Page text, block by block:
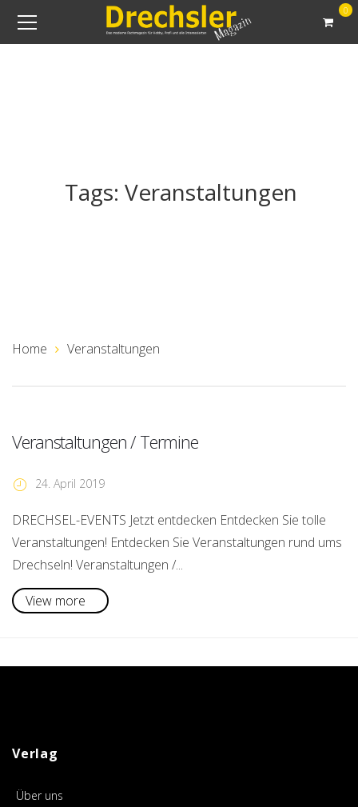
0
Tags: Veranstaltungen
Home Veranstaltungen
Veranstaltungen / Termine
24. April 2019
DRECHSEL-EVENTS Jetzt entdecken Entdecken Sie tolle
Veranstaltungen! Entdecken Sie Veranstaltungen rund ums
Drechseln! Veranstaltungen /...
View more
Verlag
Über uns